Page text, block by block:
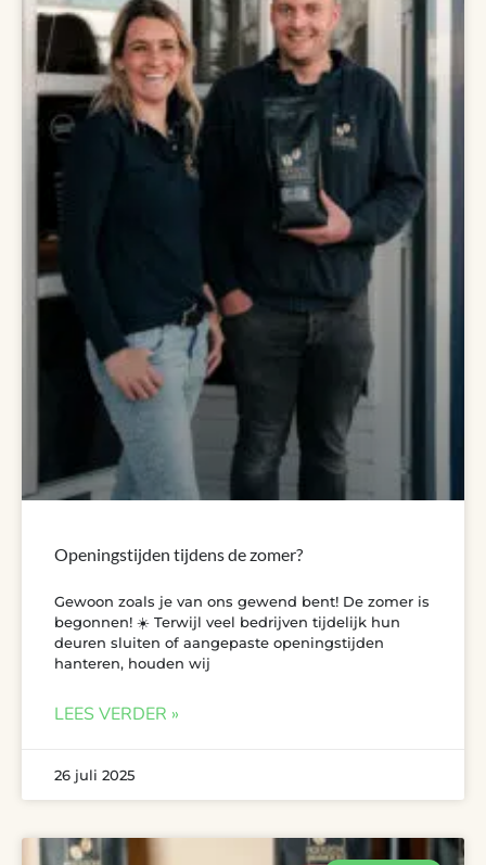
Openingstijden tijdens de zomer?
Gewoon zoals je van ons gewend bent! De zomer is
begonnen! ☀️ Terwijl veel bedrijven tijdelijk hun
deuren sluiten of aangepaste openingstijden
hanteren, houden wij
LEES VERDER »
26 juli 2025